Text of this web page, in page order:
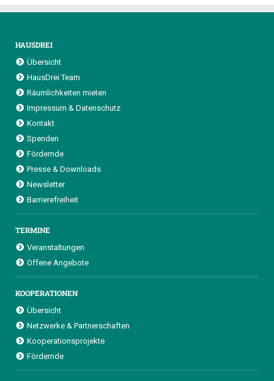
HAUSDREI
Übersicht
HausDrei Team
Räumlichkeiten mieten
Impressum & Datenschutz
Kontakt
Spenden
Fördernde
Presse & Downloads
Newsletter
Barrierefreiheit
TERMINE
Veranstaltungen
Offene Angebote
KOOPERATIONEN
Übersicht
Netzwerke & Partnerschaften
Kooperationsprojekte
Fördernde